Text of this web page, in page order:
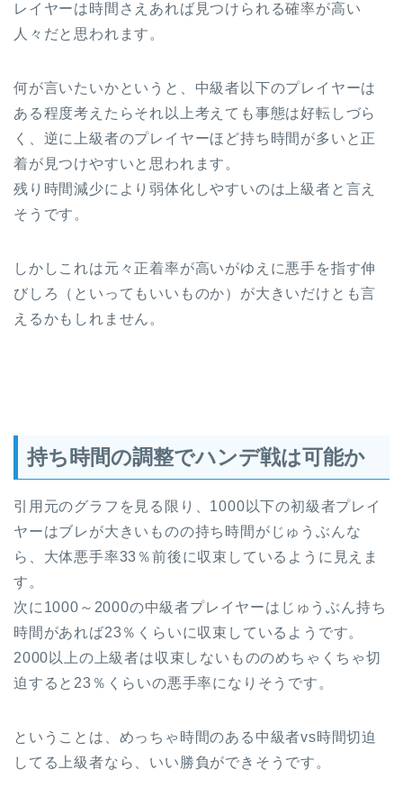
レイヤーは時間さえあれば見つけられる確率が高い
人々だと思われます。
何が言いたいかというと、中級者以下のプレイヤーは
ある程度考えたらそれ以上考えても事態は好転しづら
く、逆に上級者のプレイヤーほど持ち時間が多いと正
着が見つけやすいと思われます。
残り時間減少により弱体化しやすいのは上級者と言え
そうです。
しかしこれは元々正着率が高いがゆえに悪手を指す伸
びしろ（といってもいいものか）が大きいだけとも言
えるかもしれません。
持ち時間の調整でハンデ戦は可能か
引用元のグラフを見る限り、1000以下の初級者プレイ
ヤーはブレが大きいものの持ち時間がじゅうぶんな
ら、大体悪手率33％前後に収束しているように見えま
す。
次に1000～2000の中級者プレイヤーはじゅうぶん持ち
時間があれば23％くらいに収束しているようです。
2000以上の上級者は収束しないもののめちゃくちゃ切
迫すると23％くらいの悪手率になりそうです。
ということは、めっちゃ時間のある中級者vs時間切迫
してる上級者なら、いい勝負ができそうです。